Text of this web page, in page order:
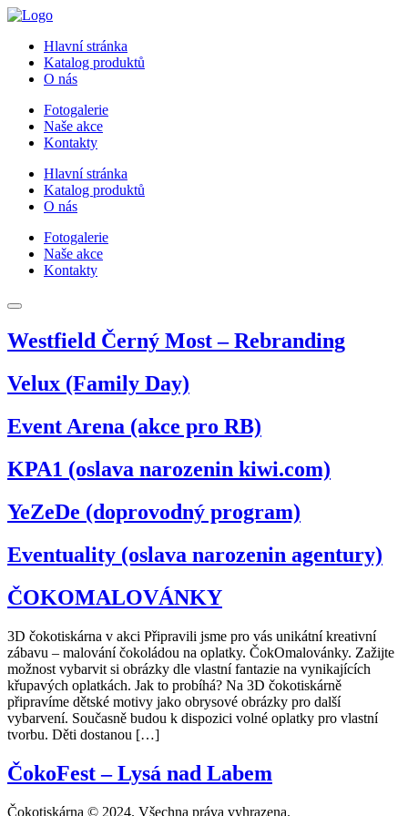
Hlavní stránka
Katalog produktů
O nás
Fotogalerie
Naše akce
Kontakty
Hlavní stránka
Katalog produktů
O nás
Fotogalerie
Naše akce
Kontakty
Westfield Černý Most – Rebranding
Velux (Family Day)
Event Arena (akce pro RB)
KPA1 (oslava narozenin kiwi.com)
YeZeDe (doprovodný program)
Eventuality (oslava narozenin agentury)
ČOKOMALOVÁNKY
3D čokotiskárna v akci Připravili jsme pro vás unikátní kreativní
zábavu – malování čokoládou na oplatky. ČokOmalovánky. Zažijte
možnost vybarvit si obrázky dle vlastní fantazie na vynikajících
křupavých oplatkách. Jak to probíhá? Na 3D čokotiskárně
připravíme dětské motivy jako obrysové obrázky pro další
vybarvení. Současně budou k dispozici volné oplatky pro vlastní
tvorbu. Děti dostanou […]
ČokoFest – Lysá nad Labem
Čokotiskárna © 2024. Všechna práva vyhrazena.